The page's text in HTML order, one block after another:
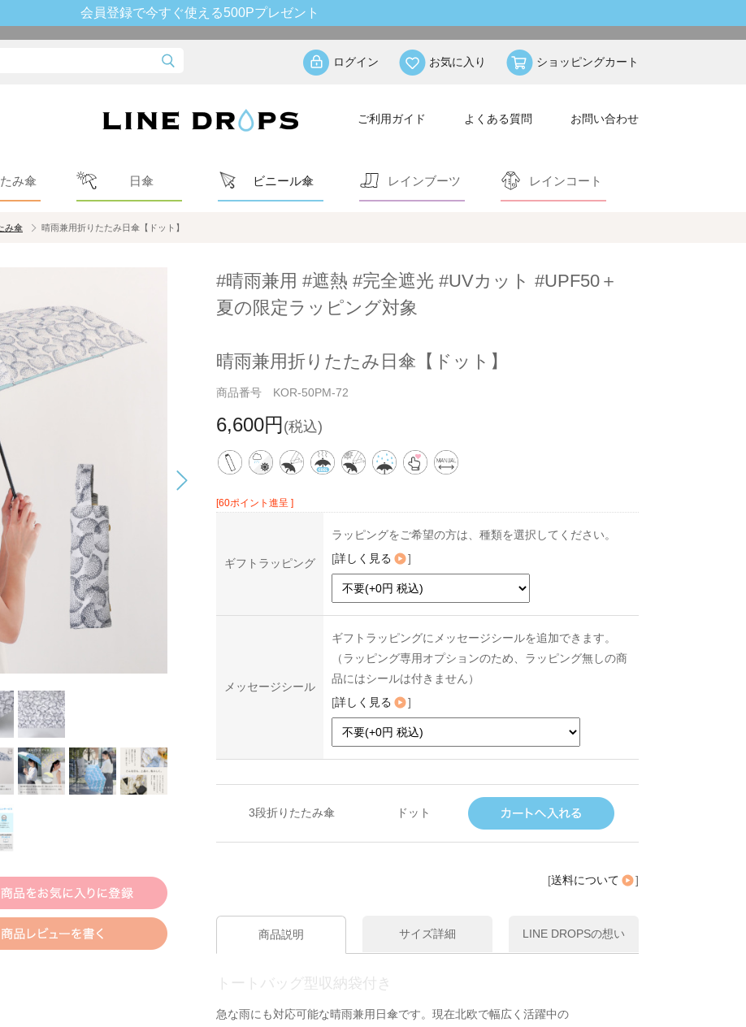
会員登録で今すぐ使える500Pプレゼント
ログイン お気に入り ショッピングカート
ご利用ガイド よくある質問 お問い合わせ
み傘 日傘 ビニール傘 レインブーツ レインコート
み傘 晴雨兼用折りたたみ日傘【ドット】
#晴雨兼用 #遮熱 #完全遮光 #UVカット #UPF50＋
夏の限定ラッピング対象
晴雨兼用折りたたみ日傘【ドット】
商品番号 KOR-50PM-72
6,600円 (税込)
[60ポイント進呈 ]
ギフトラッピング
ラッピングをご希望の方は、種類を選択してください。
[詳しく見る ]
メッセージシール
ギフトラッピングにメッセージシールを追加できます。
（ラッピング専用オプションのため、ラッピング無しの商
品にはシールは付きません）
[詳しく見る ]
3段折りたたみ傘 ドット
[送料について ]
商品説明 サイズ詳細 LINE DROPSの想い
トートバッグ型収納袋付き
急な雨にも対応可能な晴雨兼用日傘です。現在北欧で幅広く活躍中の